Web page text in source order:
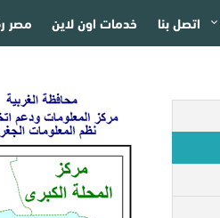
اتصل بنا خدمات اون لاين مصر